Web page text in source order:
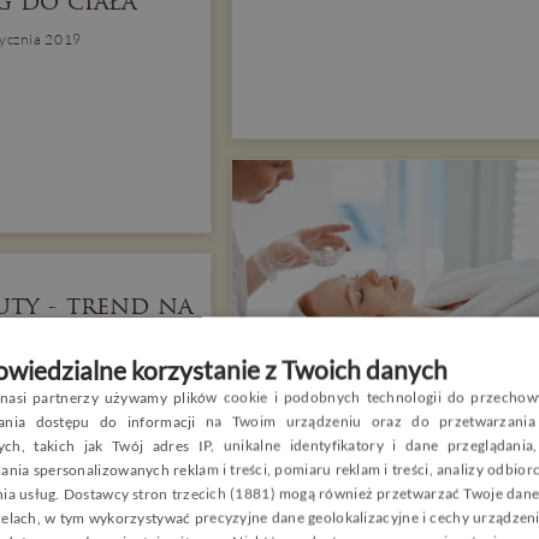
2019
Czas na
kwasy
29 grudnia 2018
- trend na
2018
się nieodłącznym elementem
osób decyduje się na
oraz rekreacyjne bądź
aby odstresować ciało i
intelektualnej aktywności
dnia.
korzystanie z Twoich danych
partnerzy używamy plików cookie i podobnych technologii do
dostępu do informacji na Twoim urządzeniu oraz do przetwarzania
takich jak Twój adres IP, unikalne identyfikatory i dane
spersonalizowanych reklam i treści, pomiaru reklam i treści, analizy
usług. Dostawcy stron trzecich (1881) mogą również przetwarzać Twoje
w tym wykorzystywać precyzyjne dane geolokalizacyjne i cechy